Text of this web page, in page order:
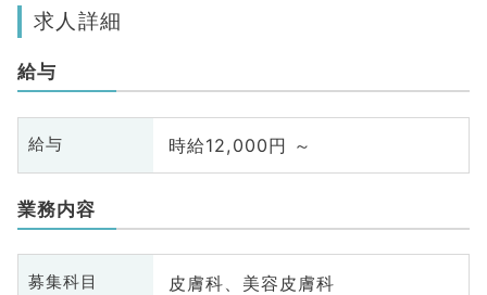
求人詳細
給与
給与 時給12,000円 ～
業務内容
募集科目 皮膚科、美容皮膚科